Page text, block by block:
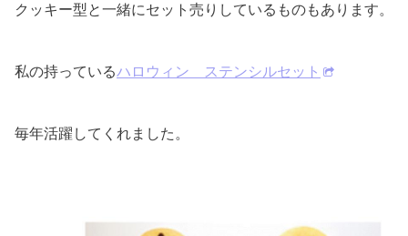
クッキー型と一緒にセット売りしているものもあります。
私の持っているハロウィン ステンシルセット
毎年活躍してくれました。